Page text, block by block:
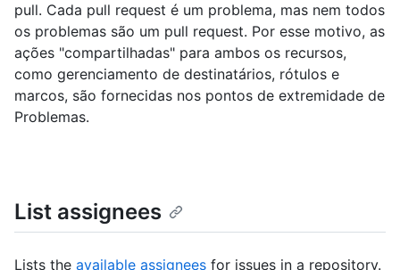
pull. Cada pull request é um problema, mas nem todos
os problemas são um pull request. Por esse motivo, as
ações "compartilhadas" para ambos os recursos,
como gerenciamento de destinatários, rótulos e
marcos, são fornecidas nos pontos de extremidade de
Problemas.
List assignees
Lists the available assignees for issues in a repository.